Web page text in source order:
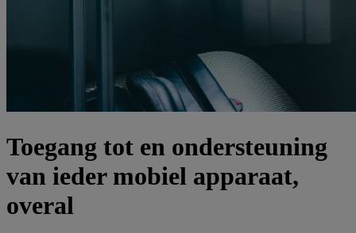
Toegang tot en ondersteuning
van ieder mobiel apparaat,
overal